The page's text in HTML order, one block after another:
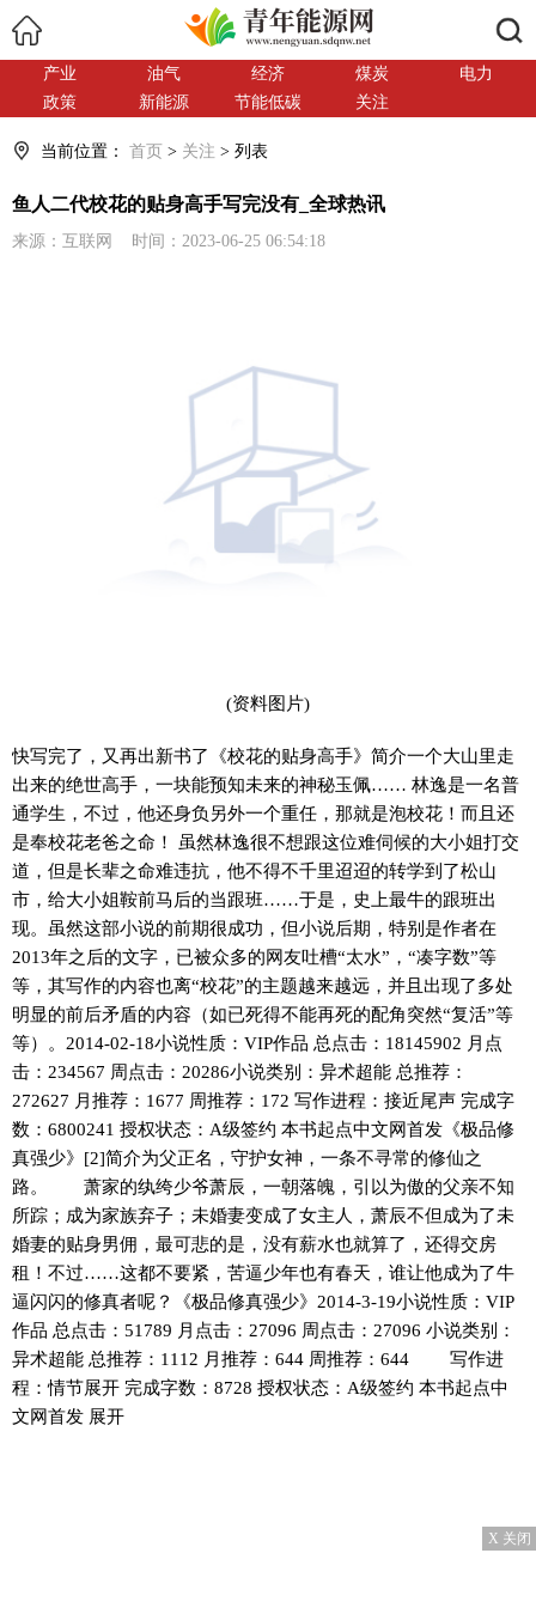
产业 油气 经济 煤炭
电力
政策
新能源 节能低碳 关注
当前位置： 首页 > 关注 > 列表
鱼人二代校花的贴身高手写完没有_全球热讯
来源：互联网 时间：2023-06-25 06:54:18
(资料图片)
快写完了，又再出新书了《校花的贴身高手》简介一个大山里走
出来的绝世高手，一块能预知未来的神秘玉佩…… 林逸是一名普
通学生，不过，他还身负另外一个重任，那就是泡校花！而且还
是奉校花老爸之命！ 虽然林逸很不想跟这位难伺候的大小姐打交
道，但是长辈之命难违抗，他不得不千里迢迢的转学到了松山
市，给大小姐鞍前马后的当跟班……于是，史上最牛的跟班出
现。虽然这部小说的前期很成功，但小说后期，特别是作者在
2013年之后的文字，已被众多的网友吐槽“太水”，“凑字数”等
等，其写作的内容也离“校花”的主题越来越远，并且出现了多处
明显的前后矛盾的内容（如已死得不能再死的配角突然“复活”等
等）。2014-02-18小说性质：VIP作品 总点击：18145902 月点
击：234567 周点击：20286小说类别：异术超能 总推荐：
272627 月推荐：1677 周推荐：172 写作进程：接近尾声 完成字
数：6800241 授权状态：A级签约 本书起点中文网首发《极品修
真强少》[2]简介为父正名，守护女神，一条不寻常的修仙之
路。 萧家的纨绔少爷萧辰，一朝落魄，引以为傲的父亲不知
所踪；成为家族弃子；未婚妻变成了女主人，萧辰不但成为了未
婚妻的贴身男佣，最可悲的是，没有薪水也就算了，还得交房
租！不过……这都不要紧，苦逼少年也有春天，谁让他成为了牛
逼闪闪的修真者呢？《极品修真强少》2014-3-19小说性质：VIP
作品 总点击：51789 月点击：27096 周点击：27096 小说类别：
异术超能 总推荐：1112 月推荐：644 周推荐：644 写作进
程：情节展开 完成字数：8728 授权状态：A级签约 本书起点中
文网首发 展开
X 关闭